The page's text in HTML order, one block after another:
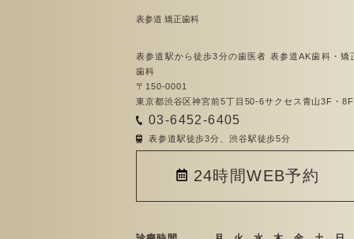
表参道 矯正歯科
表参道駅から徒歩3分の歯医者 表参道AK歯科・矯
歯科
〒150-0001
東京都渋谷区神宮前5丁目50-6サクセス青山3F・8F
03-6452-6405
表参道駅徒歩3分、渋谷駅徒歩5分
24時間WEB予約